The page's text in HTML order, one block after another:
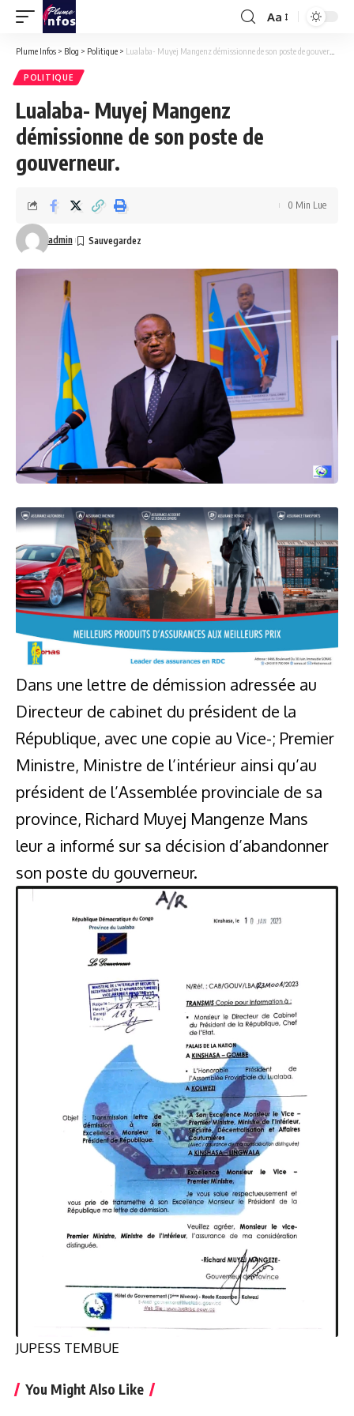
Font
Resizer
Aa
Plume Infos > Blog > Politique > Lualaba- Muyej Mangenz démissionne de son poste de gouverneur.
POLITIQUE
Lualaba- Muyej Mangenz
démissionne de son poste de
gouverneur.
admin
0 Min Lue
Dans une lettre de démission adressée au
Directeur de cabinet du président de la
République, avec une copie au Vice-; Premier
Ministre, Ministre de l’intérieur ainsi qu’au
président de l’Assemblée provinciale de sa
province, Richard Muyej Mangenze Mans
leur a informé sur sa décision d’abandonner
son poste du gouverneur.
JUPESS TEMBUE
You Might Also Like